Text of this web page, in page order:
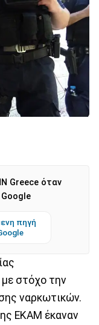
Greece όταν
Google
πηγή
στόχο την
ναρκωτικών.
ΕΚΑΜ έκαναν